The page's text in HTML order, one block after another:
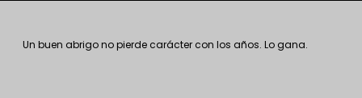
Un buen abrigo no pierde carácter con los años. Lo gana.